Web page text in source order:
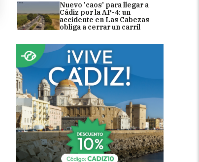
Nuevo 'caos' para llegar a
Cádiz por la AP-4: un
accidente en Las Cabezas
obliga a cerrar un carril